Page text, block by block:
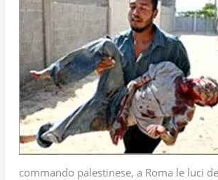
commando palestinese, a Roma le luci